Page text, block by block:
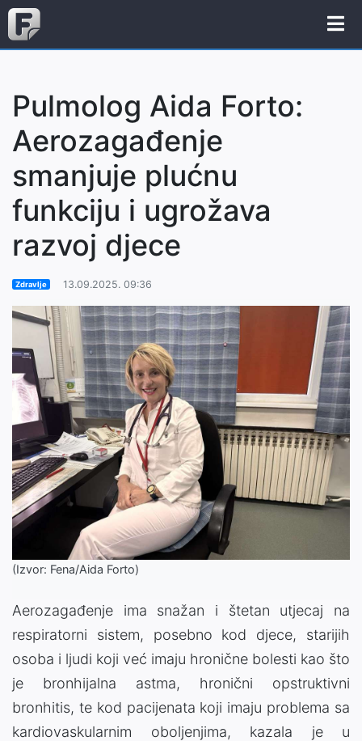
Pulmolog Aida Forto:
Aerozagađenje
smanjuje plućnu
funkciju i ugrožava
razvoj djece
Zdravlje 13.09.2025. 09:36
(Izvor: Fena/Aida Forto)
Aerozagađenje ima snažan i štetan utjecaj na
respiratorni sistem, posebno kod djece, starijih
osoba i ljudi koji već imaju hronične bolesti kao što
je bronhijalna astma, hronični opstruktivni
bronhitis, te kod pacijenata koji imaju problema sa
kardiovaskularnim oboljenjima, kazala je u